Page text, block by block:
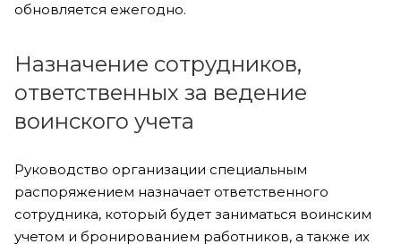
обновляется ежегодно.
Назначение сотрудников,
ответственных за ведение
воинского учета
Руководство организации специальным
распоряжением назначает ответственного
сотрудника, который будет заниматься воинским
учетом и бронированием работников, а также их